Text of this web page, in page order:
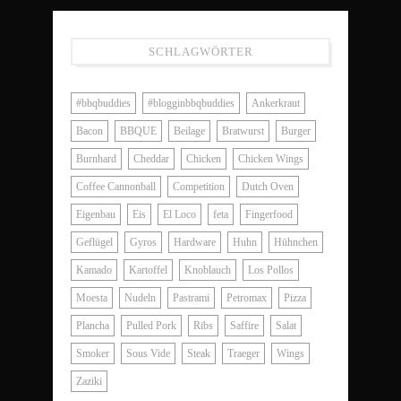
SCHLAGWÖRTER
#bbqbuddies #blogginbbqbuddies Ankerkraut
Bacon BBQUE Beilage Bratwurst Burger
Burnhard Cheddar Chicken Chicken Wings
Coffee Cannonball Competition Dutch Oven
Eigenbau Eis El Loco feta Fingerfood
Geflügel Gyros Hardware Huhn Hühnchen
Kamado Kartoffel Knoblauch Los Pollos
Moesta Nudeln Pastrami Petromax Pizza
Plancha Pulled Pork Ribs Saffire Salat
Smoker Sous Vide Steak Traeger Wings
Zaziki